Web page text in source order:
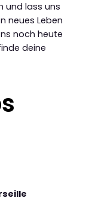
und lass uns
neues Leben
noch heute
deine